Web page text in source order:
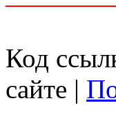
Код
сайте |